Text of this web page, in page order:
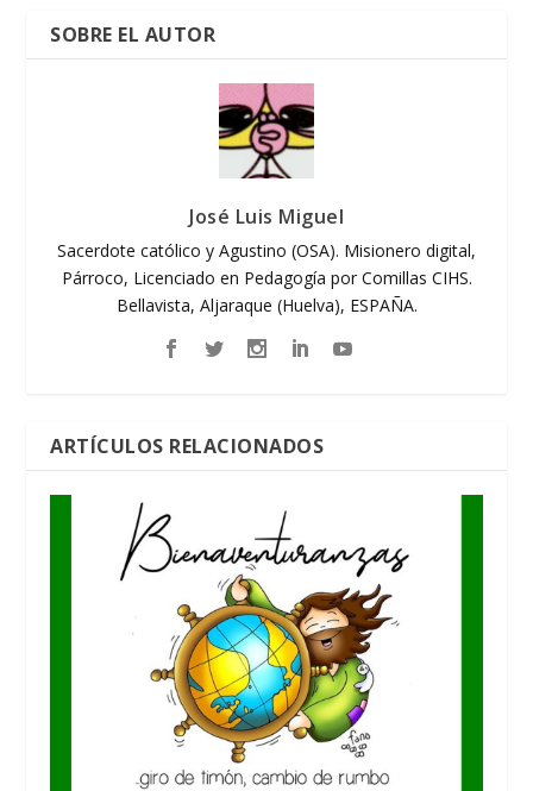
SOBRE EL AUTOR
José Luis Miguel
Sacerdote católico y Agustino (OSA). Misionero digital,
Párroco, Licenciado en Pedagogía por Comillas CIHS.
Bellavista, Aljaraque (Huelva), ESPAÑA.
ARTÍCULOS RELACIONADOS